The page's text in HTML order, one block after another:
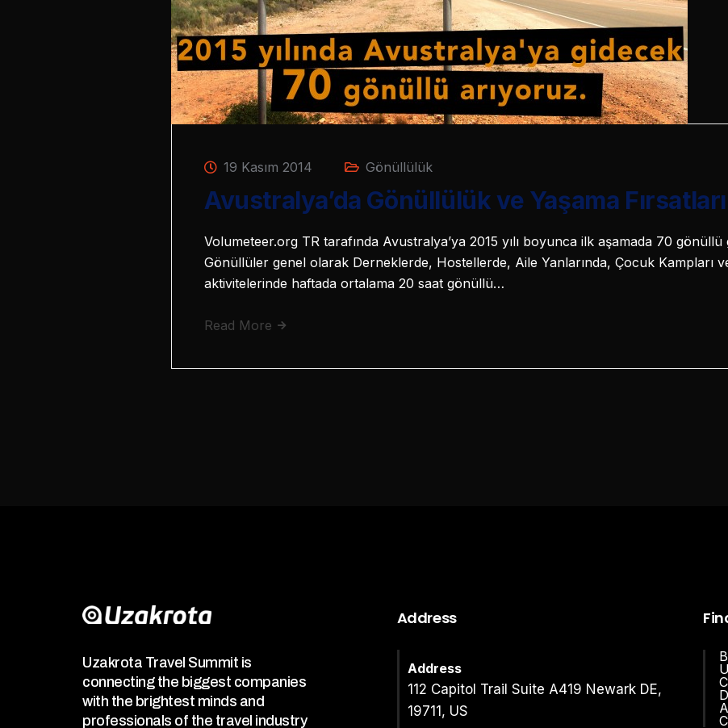
19 Kasım 2014 Gönüllülük
Avustralya’da Gönüllülük ve Yaşama Fırsatları
Volumeteer.org TR tarafında Avustralya’ya 2015 yılı boyunca ilk aşamada 70
Gönüllüler genel olarak Derneklerde, Hostellerde, Aile Yanlarında, Çocuk Kampları
aktivitelerinde haftada ortalama 20 saat gönüllü…
Read More
Uzakrota Travel Summit is
connecting the biggest companies
with the brightest minds and
professionals of the travel industry
Address
Address
112 Capitol Trail Suite A419 Newark DE,
19711, US